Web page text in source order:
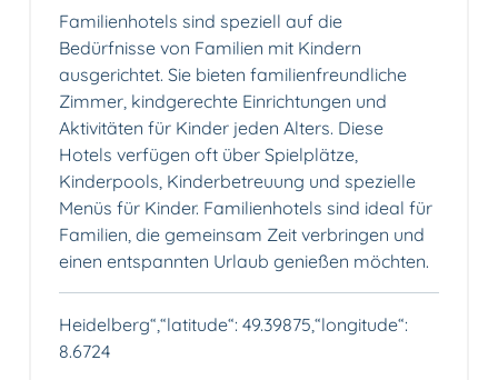
Familienhotels sind speziell auf die
Bedürfnisse von Familien mit Kindern
ausgerichtet. Sie bieten familienfreundliche
Zimmer, kindgerechte Einrichtungen und
Aktivitäten für Kinder jeden Alters. Diese
Hotels verfügen oft über Spielplätze,
Kinderpools, Kinderbetreuung und spezielle
Menüs für Kinder. Familienhotels sind ideal für
Familien, die gemeinsam Zeit verbringen und
einen entspannten Urlaub genießen möchten.
Heidelberg“,“latitude“: 49.39875,“longitude“:
8.6724